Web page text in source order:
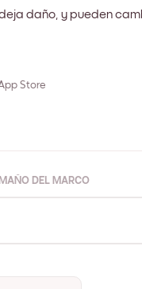
daño, y pueden
Store
DEL MARCO